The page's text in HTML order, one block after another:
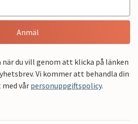
Anmäl
när du vill genom att klicka på länken
Vi kommer att behandla din
vårpersonuppgiftspolicy.